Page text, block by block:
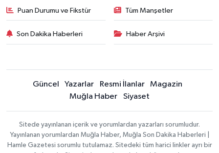
Puan Durumu ve Fikstür Tüm Manşetler
Son Dakika Haberleri Haber Arşivi
Güncel Yazarlar Resmi İlanlar
Magazin
Muğla Haber
Siyaset
Sitede yayınlanan içerik ve yorumlardan yazarları sorumludur.
Yayınlanan yorumlardan Muğla Haber, Muğla Son Dakika Haberleri |
Hamle Gazetesi sorumlu tutulamaz. Sitedeki tüm harici linkler ayrı bir